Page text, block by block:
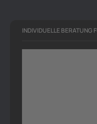
INDIVIDUELLE BERATUNG